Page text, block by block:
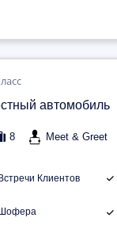
автомобиль
8 Meet & Greet
Клиентов
Шофера